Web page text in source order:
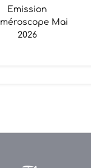
Emission
Mai
2026